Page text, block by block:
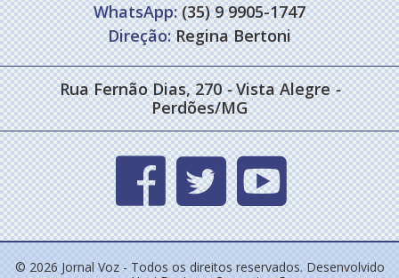
WhatsApp:(35) 9 9905-1747
Direção:Regina Bertoni
Rua Fernão Dias, 270- Vista Alegre-
Perdões/MG
© 2026 Jornal Voz - Todos os direitos reservados. Desenvolvido